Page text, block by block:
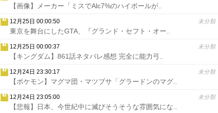
【画像】メーカー「ミスでAlc7%のハイボールが..
12月25日 00:00:50 未分類
東京を舞台にしたGTA、『グランド・セフト・オー..
12月25日 00:00:37 未分類
【キングダム】861話ネタバレ感想 完全に能力弓..
12月24日 23:30:17 未分類
【ポケモン】マグマ団・マツブサ「グラードンのマグ..
12月24日 23:05:00 未分類
【悲報】日本、今世紀中に滅びそうそうな雰囲気にな..